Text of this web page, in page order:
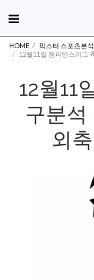
HOME
픽스터 스포츠분석
12월11일 챔피언스리그
12월11
구분석
외